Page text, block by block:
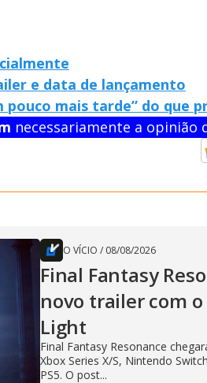
e data de lançamento
pouco mais tarde” do que
necessariamente a opinião
O VÍCIO / 08/08/2026
Final Fantasy
novo trailer com
Light
Final Fantasy Resonance
Xbox Series X/S, Nintendo
PS5. O post...